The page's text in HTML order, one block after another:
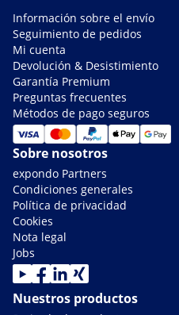
Información sobre el envío
Seguimiento de pedidos
Mi cuenta
Devolución & Desistimiento
Garantía Premium
Preguntas frecuentes
Métodos de pago seguros
Sobre nosotros
expondo Partners
Condiciones generales
Política de privacidad
Cookies
Nota legal
Jobs
Nuestros productos